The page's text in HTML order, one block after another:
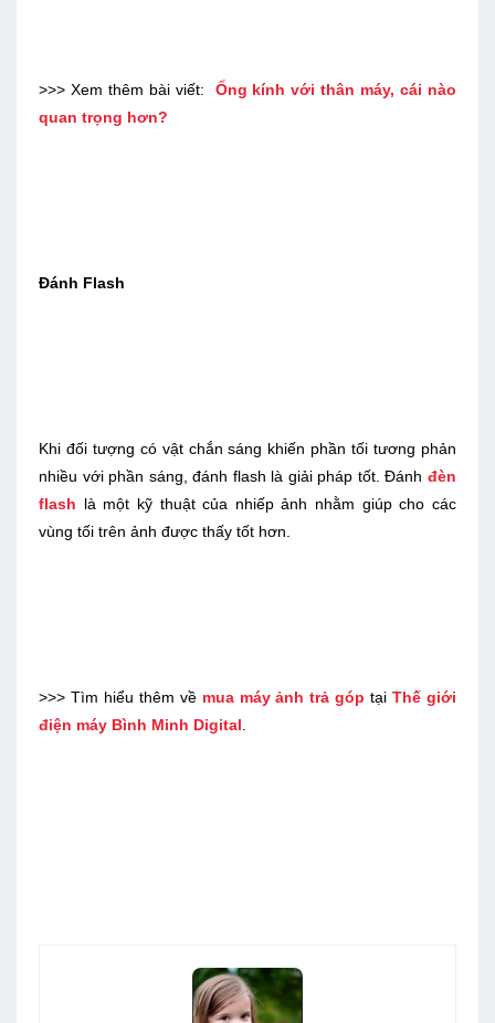
>>> Xem thêm bài viết: Ống kính với thân máy, cái nào
quan trọng hơn?
Đánh Flash
Khi đối tượng có vật chắn sáng khiến phần tối tương phản
nhiều với phần sáng, đánh flash là giải pháp tốt. Đánh đèn
flash là một kỹ thuật của nhiếp ảnh nhằm giúp cho các
vùng tối trên ảnh được thấy tốt hơn.
>>> Tìm hiểu thêm về mua máy ảnh trả góp tạiThế giới
điện máy Bình Minh Digital